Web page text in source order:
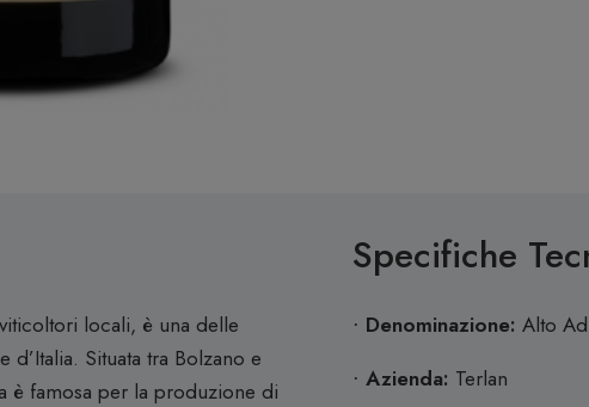
locali, è una delle
d’Italia. Situata tra Bolzano e
è famosa per la produzione di
Specifiche
· Denominazione: Alto
· Azienda: Terlan